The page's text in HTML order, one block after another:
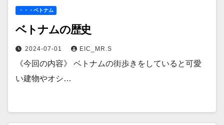
・・・ベトナム
ベトナムの歴史
2024-07-01 EIC_MR.S
《今回の内容》 ベトナムの街歩きをしていると可愛
い建物やオシ…